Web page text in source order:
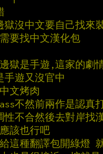
沒中文要自己找來
要找中文漢化包
獄是手遊,這家的劇
遊又沒官中
文烤肉
不然前兩作是認真
性不合然後去對岸找
該也行吧
這種翻譯包開綠燈